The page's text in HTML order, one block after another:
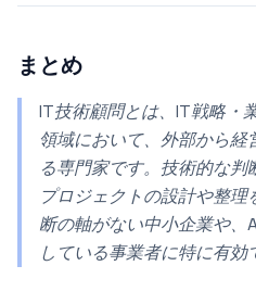
まとめ
IT技術顧問とは、IT戦略・
領域において、外部から
る専門家です。技術的な判
プロジェクトの設計や整
断の軸がない中小企業や、
している事業者に特に有効